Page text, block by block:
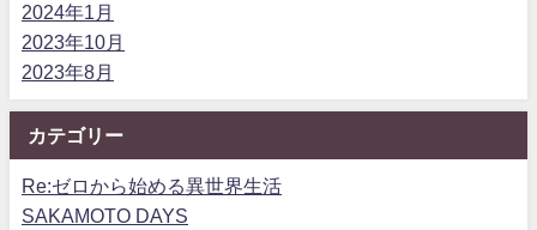
2024年1月
2023年10月
2023年8月
カテゴリー
Re:ゼロから始める異世界生活
SAKAMOTO DAYS